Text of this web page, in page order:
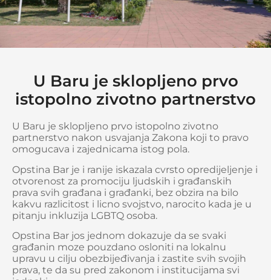
U Baru je sklopljeno prvo
istopolno zivotno partnerstvo
U Baru je sklopljeno prvo istopolno zivotno
partnerstvo nakon usvajanja Zakona koji to pravo
omogucava i zajednicama istog pola.
Opstina Bar je i ranije iskazala cvrsto opredijeljenje i
otvorenost za promociju ljudskih i građanskih
prava svih građana i građanki, bez obzira na bilo
kakvu razlicitost i licno svojstvo, narocito kada je u
pitanju inkluzija LGBTQ osoba.
Opstina Bar jos jednom dokazuje da se svaki
građanin moze pouzdano osloniti na lokalnu
upravu u cilju obezbijeđivanja i zastite svih svojih
prava, te da su pred zakonom i institucijama svi